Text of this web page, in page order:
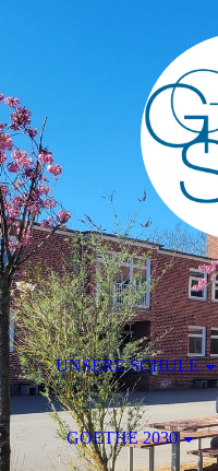
UNSERE SCHULE
GOETHE 2030